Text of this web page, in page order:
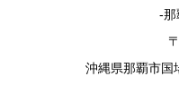
-那
沖縄県那覇市国